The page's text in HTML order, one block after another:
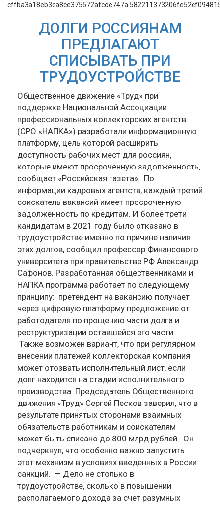
ДОЛГИ РОССИЯНАМ
ПРЕДЛАГАЮТ
СПИСЫВАТЬ ПРИ
ТРУДОУСТРОЙСТВЕ
Общественное движение «Труд» при
поддержке Национальной Ассоциации
профессиональных коллекторских агентств
(СРО «НАПКА») разработали информационную
платформу, цель которой расширить
доступность рабочих мест для россиян,
которые имеют просроченную задолженность,
сообщает «Российская газета». По
информации кадровых агентств, каждый третий
соискатель вакансий имеет просроченную
задолженность по кредитам. И более трети
кандидатам в 2021 году было отказано в
трудоустройстве именно по причине наличия
этих долгов, сообщил профессор Финансового
университета при правительстве РФ Александр
Сафонов. Разработанная общественниками и
НАПКА программа работает по следующему
принципу: претендент на вакансию получает
через цифровую платформу предложение от
работодателя по прощению части долга и
реструктуризации оставшейся его части.
Также возможен вариант, что при регулярном
внесении платежей коллекторская компания
может отозвать исполнительный лист, если
долг находится на стадии исполнительного
производства. Председатель Общественного
движения «Труд» Сергей Песков заверил, что в
результате принятых сторонами взаимных
обязательств работникам и соискателям
может быть списано до 800 млрд рублей. Он
подчеркнул, что особенно важно запустить
этот механизм в условиях введенных в России
санкций. — Дело не столько в
трудоустройстве, сколько в повышении
располагаемого дохода за счет разумных